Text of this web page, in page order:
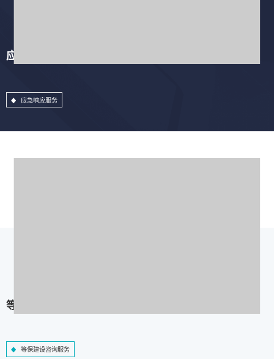
应急响应服务
应急响应服务
等保建设咨询服务
等保建设咨询服务